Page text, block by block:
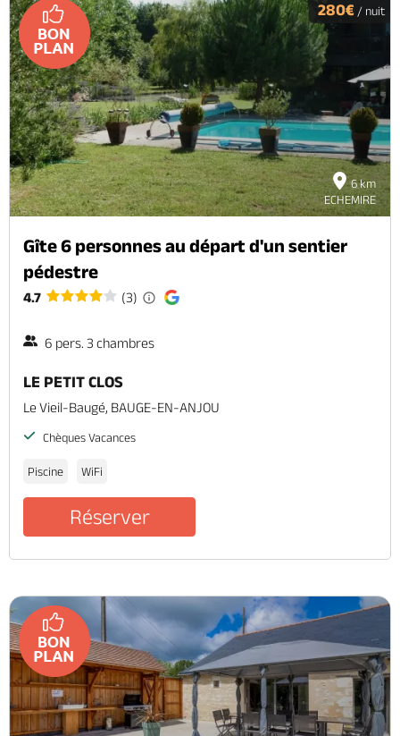
6 km
ECHEMIRE
280€ / nuit
Gîte 6 personnes au départ d'un sentier
pédestre
4.7 (3)
6 pers. 3 chambres
LE PETIT CLOS
Le Vieil-Baugé, BAUGE-EN-ANJOU
Chèques Vacances
Piscine WiFi
Réserver